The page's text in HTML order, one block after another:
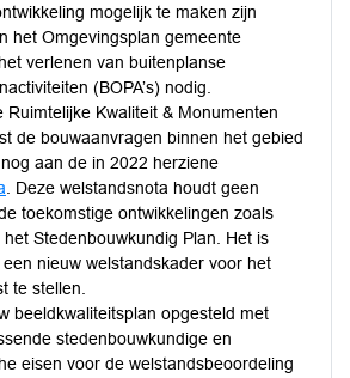
mogelijk te maken zijn
het Omgevingsplan gemeente
verlenen van buitenplanse
(BOPA’s) nodig.
Ruimtelijke Kwaliteit & Monumenten
de bouwaanvragen binnen het gebied
aan de in 2022 herziene
. Deze welstandsnota houdt geen
toekomstige ontwikkelingen zoals
Stedenbouwkundig Plan. Het is
nieuw welstandskader voor het
te stellen.
beeldkwaliteitsplan opgesteld met
stedenbouwkundige en
eisen voor de welstandsbeoordeling